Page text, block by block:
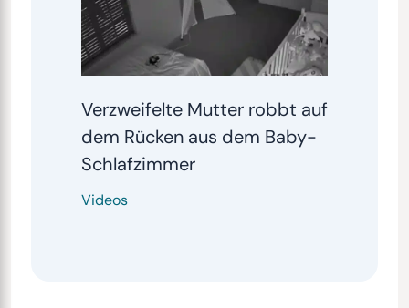
Verzweifelte Mutter robbt auf
dem Rücken aus dem Baby-
Schlafzimmer
Videos